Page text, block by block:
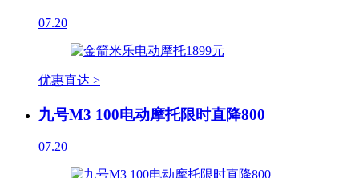
07.20
优惠直达 >
九号M3 100电动摩托限时直降800
07.20